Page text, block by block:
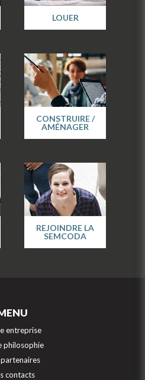
LOUER
CONSTRUIRE /
AMÉNAGER
REJOINDRE LA
SEMCODA
entreprise
philosophie
contacts